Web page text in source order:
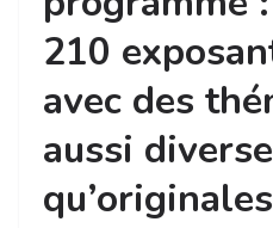
210
avec des
aussi